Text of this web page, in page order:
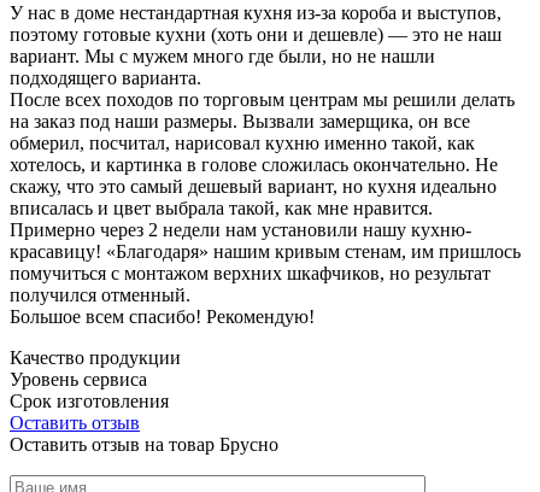
У нас в доме нестандартная кухня из-за короба и выступов,
поэтому готовые кухни (хоть они и дешевле) — это не наш
вариант. Мы с мужем много где были, но не нашли
подходящего варианта.
После всех походов по торговым центрам мы решили делать
на заказ под наши размеры. Вызвали замерщика, он все
обмерил, посчитал, нарисовал кухню именно такой, как
хотелось, и картинка в голове сложилась окончательно. Не
скажу, что это самый дешевый вариант, но кухня идеально
вписалась и цвет выбрала такой, как мне нравится.
Примерно через 2 недели нам установили нашу кухню-
красавицу! «Благодаря» нашим кривым стенам, им пришлось
помучиться с монтажом верхних шкафчиков, но результат
получился отменный.
Большое всем спасибо! Рекомендую!
Качество продукции
Уровень сервиса
Срок изготовления
Оставить отзыв
Оставить отзыв на товар Брусно